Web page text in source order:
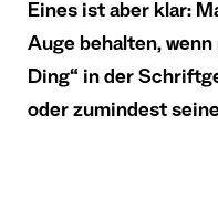
Eines ist aber klar:
Auge behalten,
Ding“ in der
oder zumindest